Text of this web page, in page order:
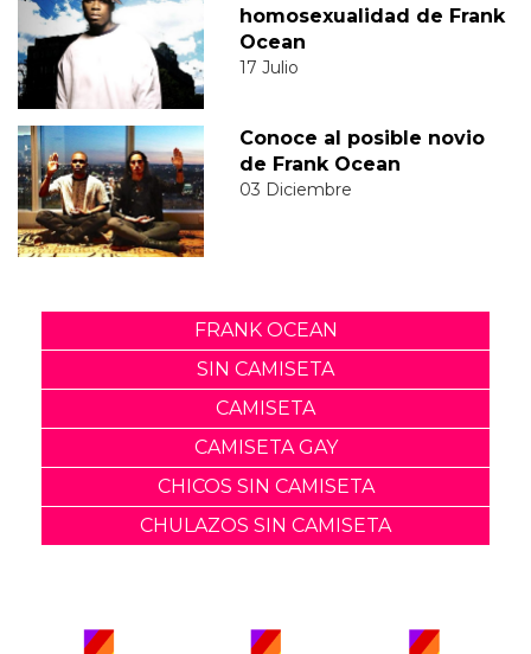
homosexualidad de Frank
Ocean
17 Julio
Conoce al posible novio
de Frank Ocean
03 Diciembre
FRANK OCEAN
SIN CAMISETA
CAMISETA
CAMISETA GAY
CHICOS SIN CAMISETA
CHULAZOS SIN CAMISETA